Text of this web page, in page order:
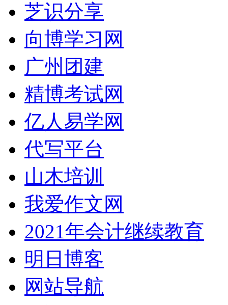
芝识分享
向博学习网
广州团建
精博考试网
亿人易学网
代写平台
山木培训
我爱作文网
2021年会计继续教育
明日博客
网站导航